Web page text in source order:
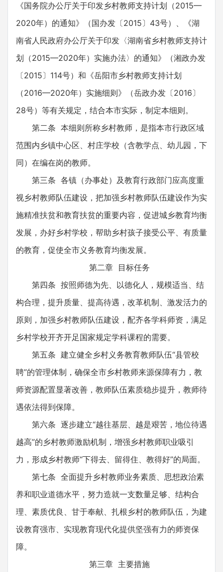
《国务院办公厅关于印发乡村教师支持计划（2015—
2020年）的通知》（国办发〔2015〕43号）、《湖
南省人民政府办公厅关于印发〈湖南省乡村教师支持计
划（2015—2020年）实施办法〉的通知》（湘政办发
〔2015〕114号）和《岳阳市乡村教师支持计划
（2016—2020年）实施细则》（岳政办发〔2016〕
28号）等有关规定，结合本市实际，制定本细则。
第二条 本细则所称乡村教师，是指本市行政区域
范围内乡镇中心区、村庄学校（含教学点、幼儿园，下
同）在编在岗的教师。
第三条 各镇（办事处）及教育行政部门应高度重
视乡村教师队伍建设，把加强乡村教师队伍建设作为实
施精准扶贫和教育扶贫的重要内容，促进城乡教育均衡
发展，办好乡村学校，帮助乡村孩子接受公平、有质量
的教育，促使全市义务教育均衡发展。
第二章 目标任务
第四条 按照师德为先、以德化人，规模适当、结
构合理，提升质量、提高待遇，改革机制、激发活力的
原则，加强乡村教师队伍建设，配齐各学科师资，满足
乡村学校开齐开足国家规定学科课程的需要。
第五条 建立健全乡村义务教育教师队伍“县管校
聘”的管理体制，确保全市乡村教师来源保障有力，教
师资源配置显著改善，教师队伍素质稳步提升，教师待
遇依法得到保障。
第六条 逐步建立“越往基层、越是艰苦，地位待遇
越高”的乡村教师激励机制，增强乡村教师职业吸引
力，形成乡村教师“下得去、留得住、教得好”的局面。
第七条 全面提升乡村教师业务素质、思想政治素
养和职业道德水平，努力造就一支数量足够、结构合
理、素质优良、甘于奉献、扎根乡村的教师队伍，为建
设教育强市、实现教育现代化提供坚强有力的师资保
障。
第三章 主要措施